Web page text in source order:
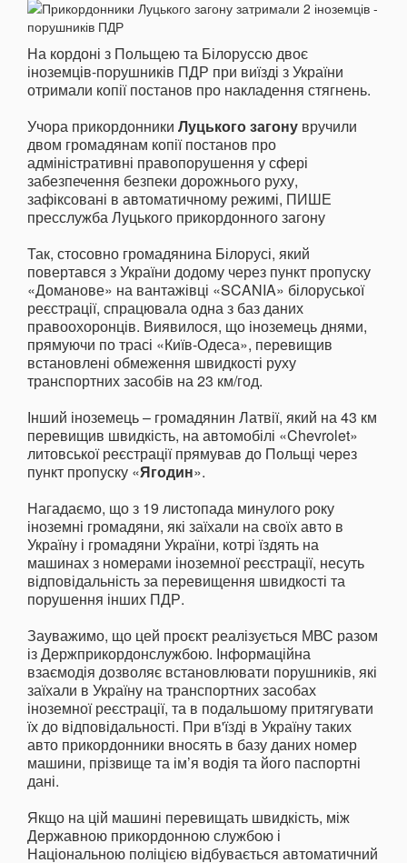
На кордоні з Польщею та Білоруссю двоє
іноземців-порушників ПДР при виїзді з України
отримали копії постанов про накладення стягнень.
Учора прикордонники Луцького загону вручили
двом громадянам копії постанов про
адміністративні правопорушення у сфері
забезпечення безпеки дорожнього руху,
зафіксовані в автоматичному режимі, ПИШЕ
пресслужба Луцького прикордонного загону
Так, стосовно громадянина Білорусі, який
повертався з України додому через пункт пропуску
«Доманове» на вантажівці «SCANIA» білоруської
реєстрації, спрацювала одна з баз даних
правоохоронців. Виявилося, що іноземець днями,
прямуючи по трасі «Київ-Одеса», перевищив
встановлені обмеження швидкості руху
транспортних засобів на 23 км/год.
Інший іноземець – громадянин Латвії, який на 43 км
перевищив швидкість, на автомобілі «Chevrolet»
литовської реєстрації прямував до Польщі через
пункт пропуску «Ягодин».
Нагадаємо, що з 19 листопада минулого року
іноземні громадяни, які заїхали на своїх авто в
Україну і громадяни України, котрі їздять на
машинах з номерами іноземної реєстрації, несуть
відповідальність за перевищення швидкості та
порушення інших ПДР.
Зауважимо, що цей проєкт реалізується МВС разом
із Держприкордонслужбою. Інформаційна
взаємодія дозволяє встановлювати порушників, які
заїхали в Україну на транспортних засобах
іноземної реєстрації, та в подальшому притягувати
їх до відповідальності. При в'їзді в Україну таких
авто прикордонники вносять в базу даних номер
машини, прізвище та ім’я водія та його паспортні
дані.
Якщо на цій машині перевищать швидкість, між
Державною прикордонною службою і
Національною поліцією відбувається автоматичний